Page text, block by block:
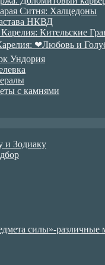
Ситня: Халцедоны
НКВД
Карелия: Кительские
❤Любовь и
Ундория
с камнями
и Зодиаку
силы»-различные